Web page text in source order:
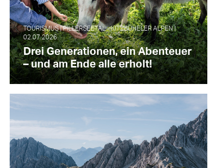
TOURISMUS | PILLERSEETAL - KITZBÜHELER ALPEN |
02.07.2026
Drei Generationen, ein Abenteuer
– und am Ende alle erholt!